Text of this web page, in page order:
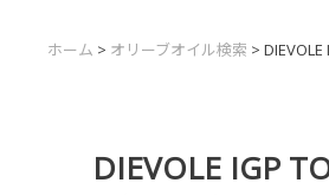
ホーム > オリーブオイル検索 >
DIEVOLE IGP